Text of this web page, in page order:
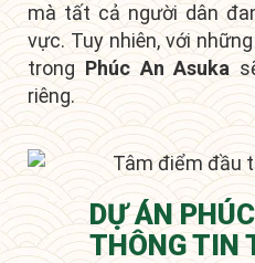
mà tất cả người dân
vực. Tuy nhiên, với
trong Phúc An Asuka
riêng.
DỰ ÁN
THÔNG TIN